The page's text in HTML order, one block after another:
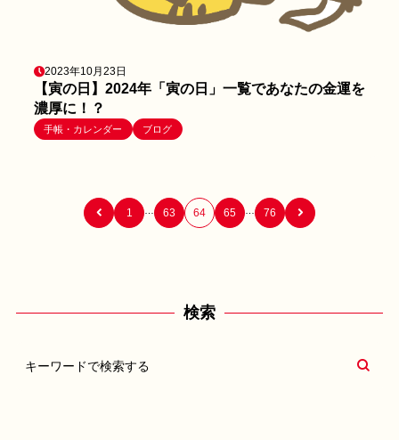
2023年10月23日
【寅の日】2024年「寅の日」一覧であなたの金運を
濃厚に！？
手帳・カレンダー ブログ
1 63 64 65 76
検索